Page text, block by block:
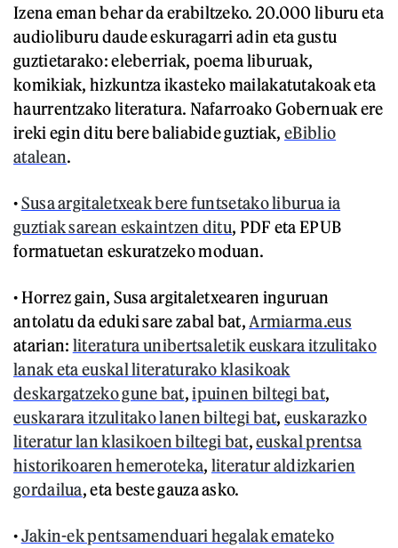
Izena eman behar da erabiltzeko. 20.000 liburu eta
audioliburu daude eskuragarri adin eta gustu
guztietarako: eleberriak, poema liburuak,
komikiak, hizkuntza ikasteko mailakatutakoak eta
haurrentzako literatura. Nafarroako Gobernuak ere
ireki egin ditu bere baliabide guztiak, eBiblio
atalean.
•Susa argitaletxeak bere funtsetako liburua ia
guztiak sarean eskaintzen ditu, PDF eta EPUB
formatuetan eskuratzeko moduan.
• Horrez gain, Susa argitaletxearen inguruan
antolatu da eduki sare zabal bat, Armiarma.eus
atarian: literatura unibertsaletik euskara itzulitako
lanak eta euskal literaturako klasikoak
deskargatzeko gune bat,ipuinen biltegi bat,
euskarara itzulitako lanen biltegi bat,euskarazko
literatur lan klasikoen biltegi bat,euskal prentsa
historikoaren hemeroteka, literatur aldizkarien
gordailua, eta beste gauza asko.
•Jakin-ek pentsamenduari hegalak emateko